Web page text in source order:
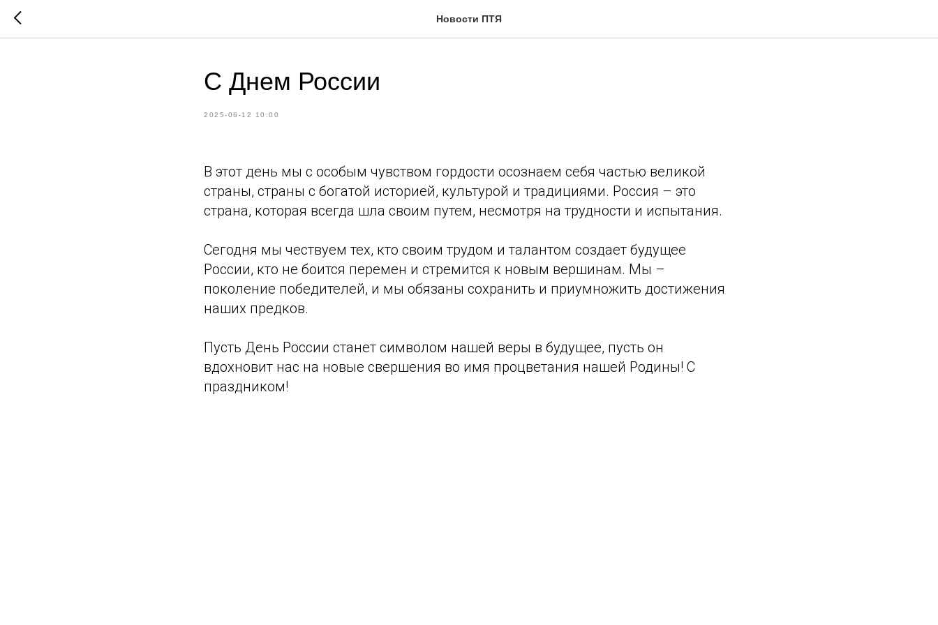
Новости ПТЯ
С Днем России
2025-06-12 10:00
В этот день мы с особым чувством гордости осознаем себя частью великой
страны, страны с богатой историей, культурой и традициями. Россия – это
страна, которая всегда шла своим путем, несмотря на трудности и испытания.
Сегодня мы чествуем тех, кто своим трудом и талантом создает будущее
России, кто не боится перемен и стремится к новым вершинам. Мы –
поколение победителей, и мы обязаны сохранить и приумножить достижения
наших предков.
Пусть День России станет символом нашей веры в будущее, пусть он
вдохновит нас на новые свершения во имя процветания нашей Родины! С
праздником!